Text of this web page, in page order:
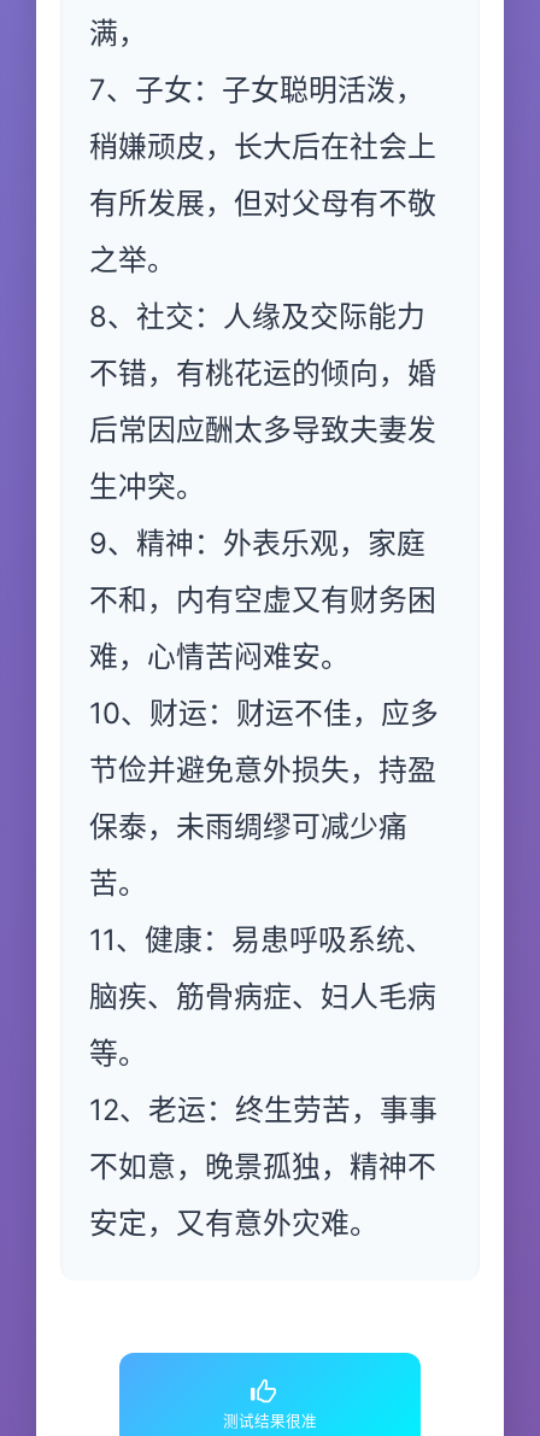
满，
7、子女：子女聪明活泼，
稍嫌顽皮，长大后在社会上
有所发展，但对父母有不敬
之举。
8、社交：人缘及交际能力
不错，有桃花运的倾向，婚
后常因应酬太多导致夫妻发
生冲突。
9、精神：外表乐观，家庭
不和，内有空虚又有财务困
难，心情苦闷难安。
10、财运：财运不佳，应多
节俭并避免意外损失，持盈
保泰，未雨绸缪可减少痛
苦。
11、健康：易患呼吸系统、
脑疾、筋骨病症、妇人毛病
等。
12、老运：终生劳苦，事事
不如意，晚景孤独，精神不
安定，又有意外灾难。
测试结果很准